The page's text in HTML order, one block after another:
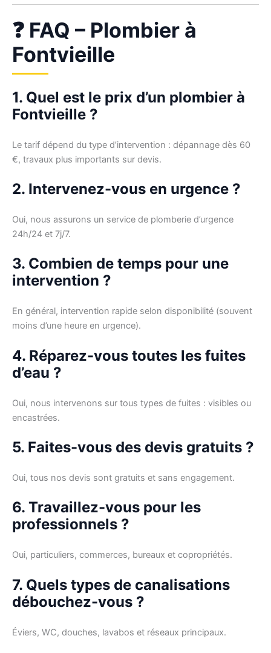
❓ FAQ – Plombier à
Fontvieille
1. Quel est le prix d’un plombier à
Fontvieille ?
Le tarif dépend du type d’intervention : dépannage dès 60
€, travaux plus importants sur devis.
2. Intervenez-vous en urgence ?
Oui, nous assurons un service de plomberie d’urgence
24h/24 et 7j/7.
3. Combien de temps pour une
intervention ?
En général, intervention rapide selon disponibilité (souvent
moins d’une heure en urgence).
4. Réparez-vous toutes les fuites
d’eau ?
Oui, nous intervenons sur tous types de fuites : visibles ou
encastrées.
5. Faites-vous des devis gratuits ?
Oui, tous nos devis sont gratuits et sans engagement.
6. Travaillez-vous pour les
professionnels ?
Oui, particuliers, commerces, bureaux et copropriétés.
7. Quels types de canalisations
débouchez-vous ?
Éviers, WC, douches, lavabos et réseaux principaux.